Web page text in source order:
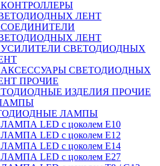
КОНТРОЛЛЕРЫ
ЛЕНТ
СОЕДИНИТЕЛИ
ЛЕНТ
УСИЛИТЕЛИ СВЕТОДИОДНЫХ
АКСЕССУАРЫ СВЕТОДИОДНЫХ
ПРОЧИЕ
ИЗДЕЛИЯ ПРОЧИЕ
ЛАМПЫ
ЛАМПА LED c цоколем E10
ЛАМПА LED c цоколем E12
ЛАМПА LED c цоколем E14
ЛАМПА LED c цоколем E27